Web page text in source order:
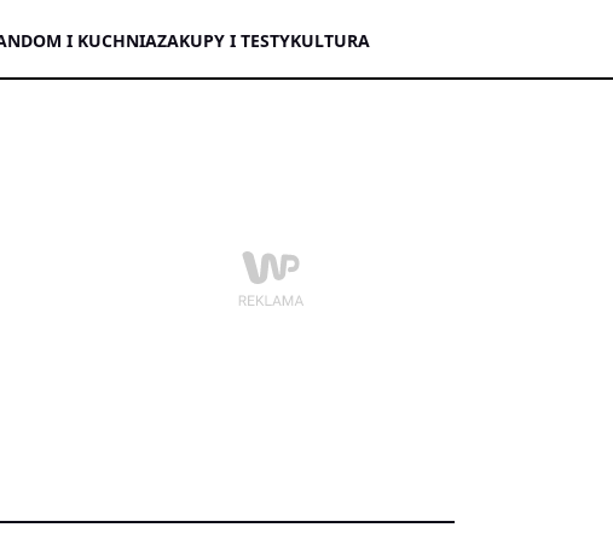
DOM I KUCHNIAZAKUPY I TESTYKULTURA